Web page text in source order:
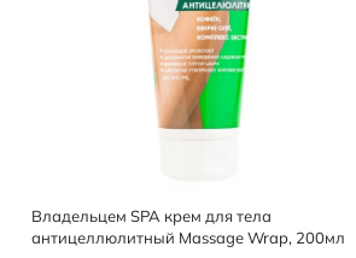
Владельцем SPA крем для тела
антицеллюлитный Massage Wrap, 200мл